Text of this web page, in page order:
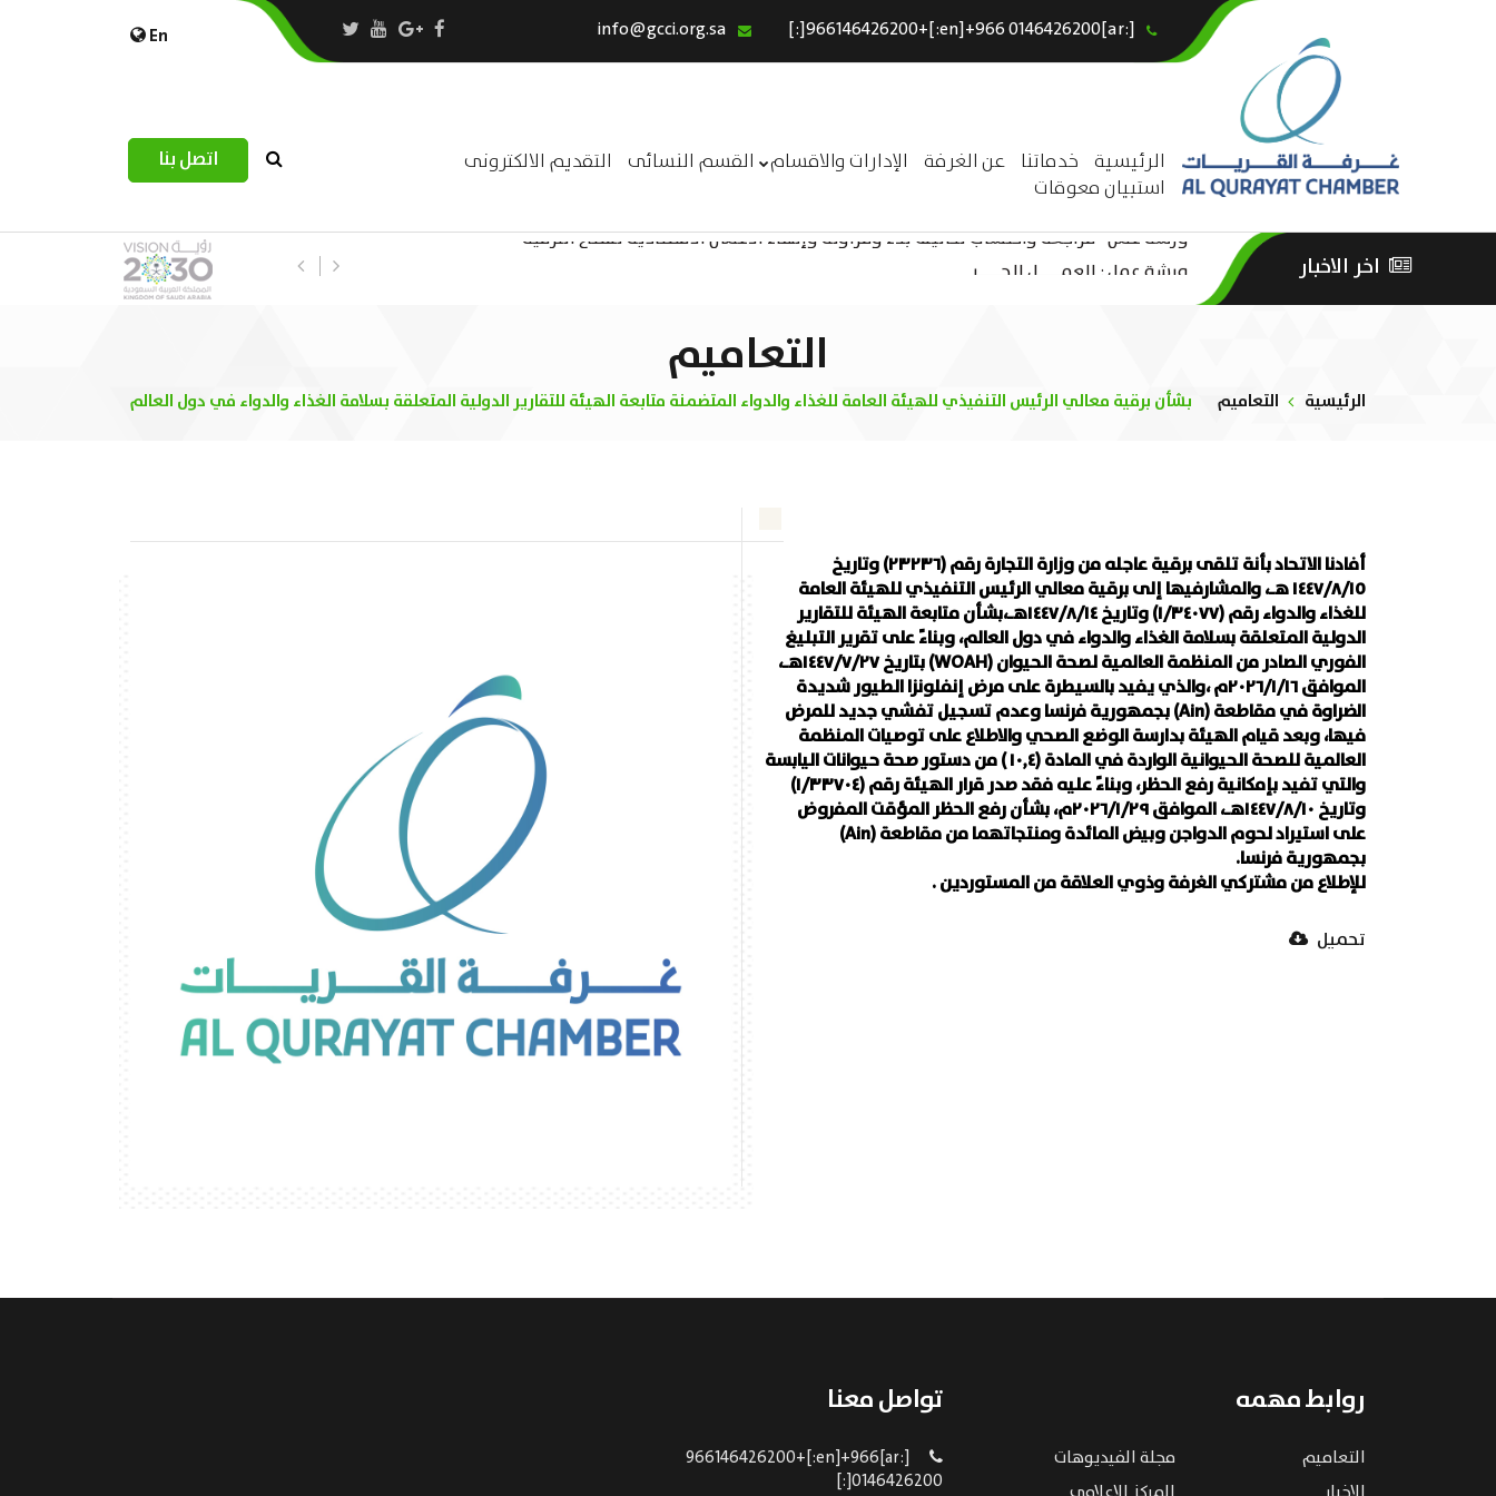
[:ar]966146426200+[:en]+966 0146426200[:]
En
الرئيسية خدماتنا عن الغرفة الإدارات والاقسام القسم النسائى التقديم الالكترونى
استبيان معوقات
اتصل بنا
الرئيسية
عن الغرفة
القسم النسائى
استبيان معوقات
اخر الاخبار
ورشة عمل “مراجعة واحتساب تكاليف بدء ومزاولة وإنهاء الأعمال الاقتصادية لقطاع الترفيه –
الثقافة – السياحة”
ورشة عمل : العمـــــل الحـــــر استبيان مرصد التحديات اللوجستية
التعاميم
الرئيسية التعاميم بشأن برقية معالي الرئيس التنفيذي للهيئة العامة للغذاء والدواء المتضمنة متابعة الهيئة للتقارير الدولية المتعلقة بسلامة الغذاء والدواء في دول العالم
أفادنا الاتحاد بأنة تلقى برقية عاجله من وزارة التجارة رقم (٢٣٢٣٦) وتاريخ
١٤٤٧/٨/١٥ هـ، والمشارفيها إلى برقية معالي الرئيس التنفيذي للهيئة العامة
للغذاء والدواء رقم (١/٣٤٠٧٧) وتاريخ ١٤٤٧/٨/١٤هـ،بشأن متابعة الهيئة للتقارير
الدولية المتعلقة بسلامة الغذاء والدواء في دول العالم، وبناءً على تقرير التبليغ
الفوري الصادر من المنظمة العالمية لصحة الحيوان (WOAH) بتاريخ ١٤٤٧/٧/٢٧هـ،
الموافق ٢٠٢٦/١/١٦م ،والذي يفيد بالسيطرة على مرض إنفلونزا الطيور شديدة
الضراوة في مقاطعة (Ain) بجمهورية فرنسا وعدم تسجيل تفشي جديد للمرض
فيها، وبعد قيام الهيئة بدارسة الوضع الصحي والاطلاع على توصيات المنظمة
العالمية للصحة الحيوانية الواردة في المادة (١٠,٤ ) من دستور صحة حيوانات اليابسة
والتي تفيد بإمكانية رفع الحظر، وبناءً عليه فقد صدر قرار الهيئة رقم (١/٣٣٧٠٤)
وتاريخ ١٤٤٧/٨/١٠هـ، الموافق ٢٠٢٦/١/٢٩م، بشأن رفع الحظر المؤقت المفروض
على استيراد لحوم الدواجن وبيض المائدة ومنتجاتهما من مقاطعة (Ain)
بجمهورية فرنسا.
للإطلاع من مشتركي الغرفة وذوي العلاقة من المستوردين .
تحميل
روابط مهمه
التعاميم
مجلة الفيديوهات
تواصل معنا
[:ar]966146426200+[:en]+966
0146426200[:]